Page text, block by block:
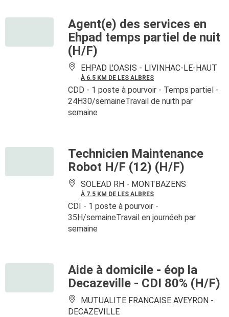
Agent(e) des services en
Ehpad temps partiel de nuit
(H/F)
EHPAD L'OASIS - LIVINHAC-LE-HAUT
À 6.5 KM DE LES ALBRES
CDD - 1 poste à pourvoir - Temps partiel -
24H30/semaineTravail de nuith par
semaine
Technicien Maintenance
Robot H/F (12) (H/F)
SOLEAD RH - MONTBAZENS
À 7.5 KM DE LES ALBRES
CDI - 1 poste à pourvoir -
35H/semaineTravail en journéeh par
semaine
Aide à domicile - éop la
Decazeville - CDI 80% (H/F)
MUTUALITE FRANCAISE AVEYRON -
DECAZEVILLE